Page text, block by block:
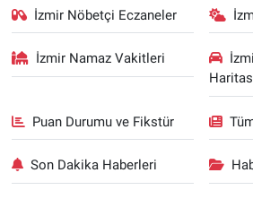
İzmir Nöbetçi Eczaneler
İzmir Namaz Vakitleri
Puan Durumu ve Fikstür
Son Dakika Haberleri